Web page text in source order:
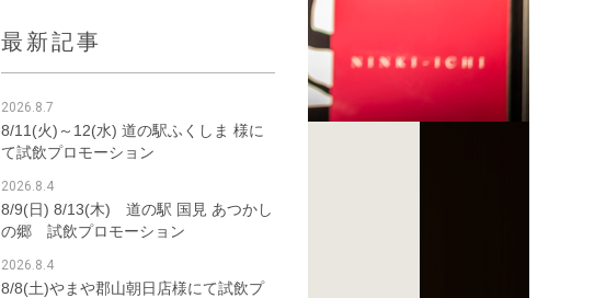
最新記事
2026.8.7
8/11(火)～12(水) 道の駅ふくしま 様に
て試飲プロモーション
2026.8.4
8/9(日) 8/13(木) 道の駅 国見 あつかし
の郷 試飲プロモーション
2026.8.4
8/8(土)やまや郡山朝日店様にて試飲プ